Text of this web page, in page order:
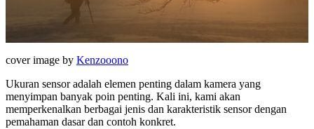
cover image by Kenzooono
Ukuran sensor adalah elemen penting dalam kamera yang
menyimpan banyak poin penting. Kali ini, kami akan
memperkenalkan berbagai jenis dan karakteristik sensor dengan
pemahaman dasar dan contoh konkret.